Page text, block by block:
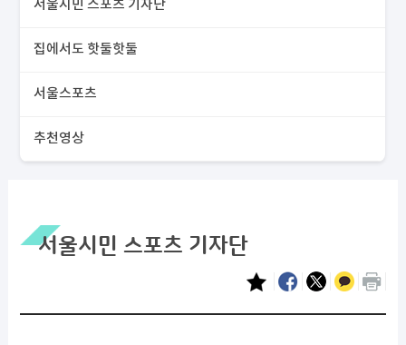
서울시민 스포츠 기자단
집에서도 핫둘핫둘
서울스포츠
추천영상
서울시민 스포츠 기자단